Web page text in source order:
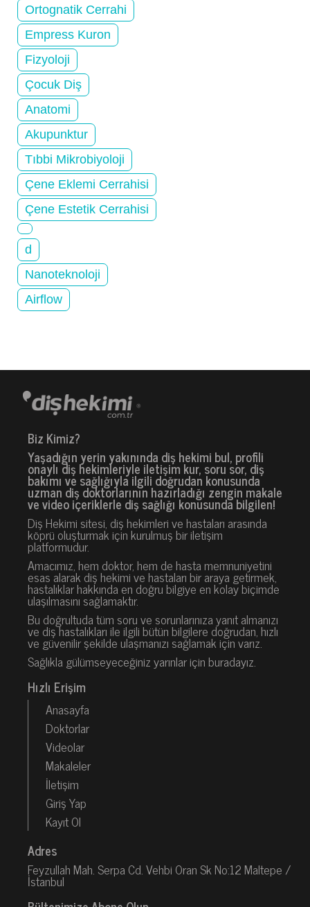
Ortognatik Cerrahi
Empress Kuron
Fizyoloji
Çocuk Diş
Anatomi
Akupunktur
Tıbbi Mikrobiyoloji
Çene Eklemi Cerrahisi
Çene Estetik Cerrahisi
d
Nanoteknoloji
Airflow
Biz Kimiz?
Yaşadığın yerin yakınında diş hekimi bul, profili
onaylı diş hekimleriyle iletişim kur, soru sor, diş
bakımı ve sağlığıyla ilgili doğrudan konusunda
uzman diş doktorlarının hazırladığı zengin makale
ve video içeriklerle diş sağlığı konusunda bilgilen!
Diş Hekimi sitesi, diş hekimleri ve hastaları arasında
köprü oluşturmak için kurulmuş bir iletişim
platformudur.
Amacımız, hem doktor, hem de hasta memnuniyetini
esas alarak diş hekimi ve hastaları bir araya getirmek,
hastalıklar hakkında en doğru bilgiye en kolay biçimde
ulaşılmasını sağlamaktır.
Bu doğrultuda tüm soru ve sorunlarınıza yanıt almanızı
ve diş hastalıkları ile ilgili bütün bilgilere doğrudan, hızlı
ve güvenilir şekilde ulaşmanızı sağlamak için varız.
Sağlıkla gülümseyeceğiniz yarınlar için buradayız.
Hızlı Erişim
Anasayfa
Doktorlar
Videolar
Makaleler
İletişim
Giriş Yap
Kayıt Ol
Adres
Feyzullah Mah. Serpa Cd. Vehbi Oran Sk No:12 Maltepe /
İstanbul